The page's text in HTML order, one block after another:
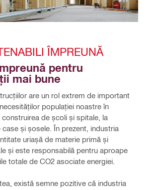
ÎMPREUNĂ
pentru
mai bune
are un rol extrem de important
populației noastre în
de școli și spitale, la
și șosele. În prezent, industria
uriașă de materie primă și
totale de CO2 asociate energiei.
există semne pozitive că industria